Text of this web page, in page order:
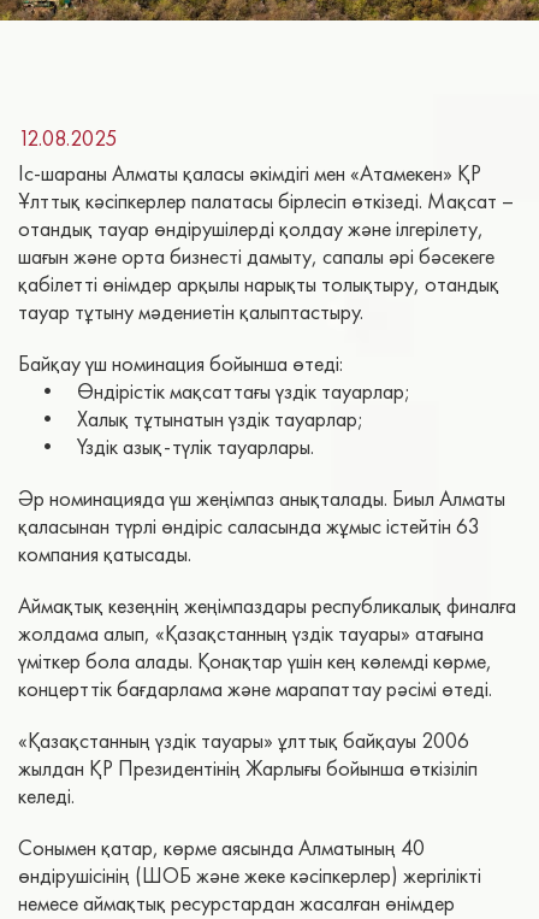
12.08.2025
Іс-шараны Алматы қаласы әкімдігі мен «Атамекен» ҚР
Ұлттық кәсіпкерлер палатасы бірлесіп өткізеді. Мақсат –
отандық тауар өндірушілерді қолдау және ілгерілету,
шағын және орта бизнесті дамыту, сапалы әрі бәсекеге
қабілетті өнімдер арқылы нарықты толықтыру, отандық
тауар тұтыну мәдениетін қалыптастыру.
Байқау үш номинация бойынша өтеді:
• Өндірістік мақсаттағы үздік тауарлар;
• Халық тұтынатын үздік тауарлар;
• Үздік азық-түлік тауарлары.
Әр номинацияда үш жеңімпаз анықталады. Биыл Алматы
қаласынан түрлі өндіріс саласында жұмыс істейтін 63
компания қатысады.
Аймақтық кезеңнің жеңімпаздары республикалық финалға
жолдама алып, «Қазақстанның үздік тауары» атағына
үміткер бола алады. Қонақтар үшін кең көлемді көрме,
концерттік бағдарлама және марапаттау рәсімі өтеді.
«Қазақстанның үздік тауары» ұлттық байқауы 2006
жылдан ҚР Президентінің Жарлығы бойынша өткізіліп
келеді.
Сонымен қатар, көрме аясында Алматының 40
өндірушісінің (ШОБ және жеке кәсіпкерлер) жергілікті
немесе аймақтық ресурстардан жасалған өнімдер